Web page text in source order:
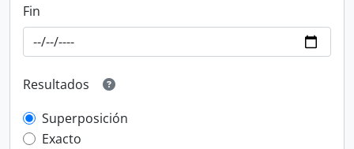
Fin
Resultados
Superposición
Exacto